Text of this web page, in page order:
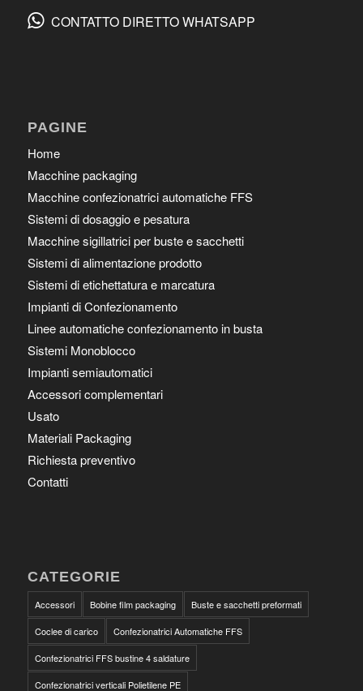
CONTATTO DIRETTO WHATSAPP
PAGINE
Home
Macchine packaging
Macchine confezionatrici automatiche FFS
Sistemi di dosaggio e pesatura
Macchine sigillatrici per buste e sacchetti
Sistemi di alimentazione prodotto
Sistemi di etichettatura e marcatura
Impianti di Confezionamento
Linee automatiche confezionamento in busta
Sistemi Monoblocco
Impianti semiautomatici
Accessori complementari
Usato
Materiali Packaging
Richiesta preventivo
Contatti
CATEGORIE
Accessori Bobine film packaging Buste e sacchetti preformati
Coclee di carico Confezionatrici Automatiche FFS
Confezionatrici FFS bustine 4 saldature
Confezionatrici verticali Polietilene PE